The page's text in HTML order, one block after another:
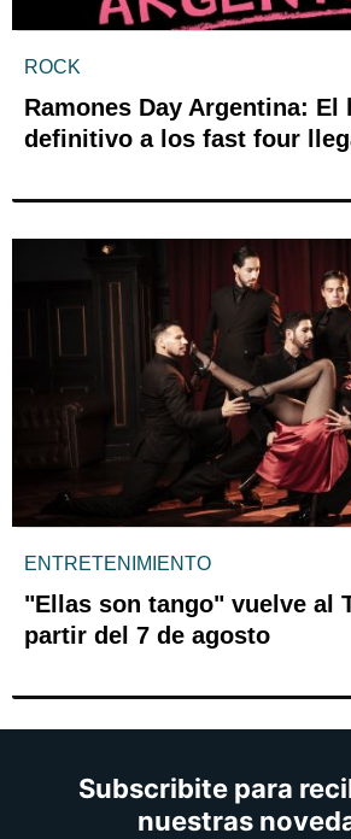
ROCK
Ramones Day Argentina: El
definitivo a los fast four
ENTRETENIMIENTO
"Ellas son tango" vuelve al
partir del 7 de agosto
Subscribite para
nuestras